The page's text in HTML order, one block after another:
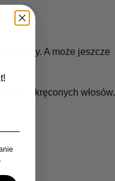
A może jeszcze
i kręconych włosów.